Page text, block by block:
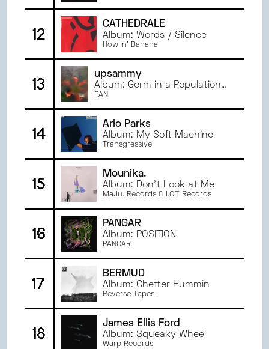
12
CATHEDRALE
Album: Words / Silence
Howlin' Banana
13
upsammy
Album: Germ in a Population
of Buildings
PAN
14
Arlo Parks
Album: My Soft Machine
Transgressive
15
Mounika.
Album: Don't Look at Me
MaJu. Records & I.O.T Records
16
PANGAR
Album: POSITION
PANGAR
17
BERMUD
Album: Chetter Hummin
Reverse Tapes
18
James Ellis Ford
Album: Squeaky Wheel
Warp Records